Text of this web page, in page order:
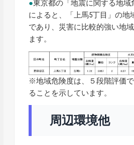
●東京都の「地震に関する地域
によると、「上馬5丁目」の地
であり、災害に比較的強い地
ます。
※地域危険度は、５段階評価
ることを示しています。
周辺環境他